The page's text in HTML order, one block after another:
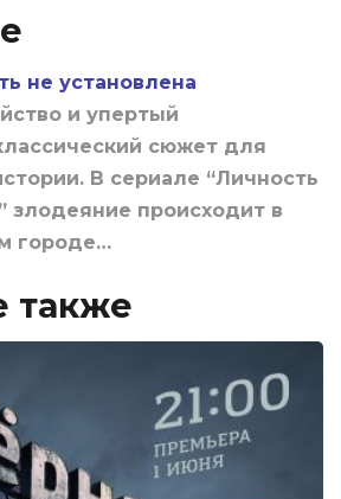
не установлена
и упертый
сюжет для
В сериале “Личность
злодеяние происходит в
городе…
также